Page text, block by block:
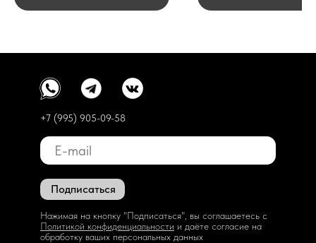
Подписаться
Нажимая на кнопку "Подписаться", вы соглашаетесь с
Политикой конфиденциальности и даёте согласие на
обработку ваших персональных данных
+7 (995) 905-09-58